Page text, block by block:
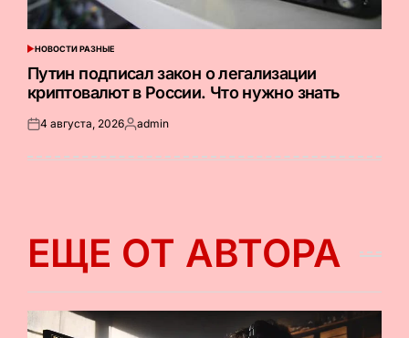
ОПУБЛИКОВАНО
В
НОВОСТИ РАЗНЫЕ
Путин подписал закон о легализации
криптовалют в России. Что нужно знать
Опубликовано
4 августа, 2026Запись
admin
ЕЩЕ ОТ АВТОРА